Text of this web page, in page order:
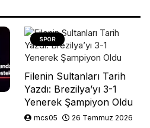
SPOR
Filenin Sultanları Tarih
Yazdı: Brezilya’yı 3-1
Yenerek Şampiyon Oldu
mcs05 26 Temmuz 2026